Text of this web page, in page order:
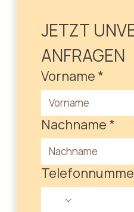
JETZT
ANFRAGEN
Vorname *
Nachname *